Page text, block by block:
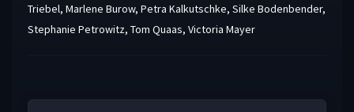
Triebel, Marlene Burow, Petra Kalkutschke, Silke Bodenbender,
Stephanie Petrowitz, Tom Quaas, Victoria Mayer